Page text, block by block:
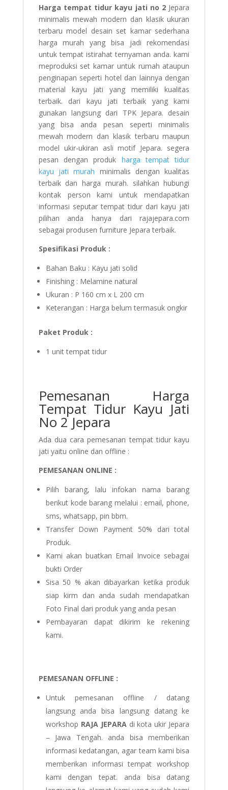
Harga tempat tidur kayu jati no 2 Jepara
minimalis mewah modern dan klasik ukuran
terbaru model desain set kamar sederhana
harga murah yang bisa jadi rekomendasi
untuk tempat istirahat ternyaman anda. kami
meproduksi set kamar untuk rumah ataupun
penginapan seperti hotel dan lainnya dengan
material kayu jati yang memiliki kualitas
terbaik. dari kayu jati terbaik yang kami
gunakan langsung dari TPK Jepara. desain
yang bisa anda pesan seperti minimalis
mewah modern dan klasik terbaru maupun
model ukir-ukiran asli motif Jepara. segera
pesan dengan produk harga tempat tidur
kayu jati murah minimalis dengan kualitas
terbaik dan harga murah. silahkan hubungi
kontak person kami untuk mendapatkan
informasi seputar tempat tidur dari kayu jati
pilihan anda hanya dari rajajepara.com
sebagai produsen furniture Jepara terbaik.
Spesifikasi Produk :
Bahan Baku : Kayu jati solid
Finishing : Melamine natural
Ukuran : P 160 cm x L 200 cm
Keterangan : Harga belum termasuk ongkir
Paket Produk :
1 unit tempat tidur
Pemesanan Harga
Tempat Tidur Kayu Jati
No 2 Jepara
Ada dua cara pemesanan tempat tidur kayu
jati yaitu online dan offline :
PEMESANAN ONLINE :
Pilih barang, lalu infokan nama barang
berikut kode barang melalui : email, phone,
sms, whatsapp, pin bbm.
Transfer Down Payment 50% dari total
Produk.
Kami akan buatkan Email Invoice sebagai
bukti Order
Sisa 50 % akan dibayarkan ketika produk
siap kirm dan anda sudah mendapatkan
Foto Final dari produk yang anda pesan
Pembayaran dapat dikirim ke rekening
kami.
PEMESANAN OFFLINE :
Untuk pemesanan offline / datang
langsung anda bisa langsung datang ke
workshop RAJA JEPARAdi kota ukir Jepara
– Jawa Tengah. anda bisa memberikan
informasi kedatangan, agar team kami bisa
memberikan informasi tempat workshop
kami dengan tepat. anda bisa datang